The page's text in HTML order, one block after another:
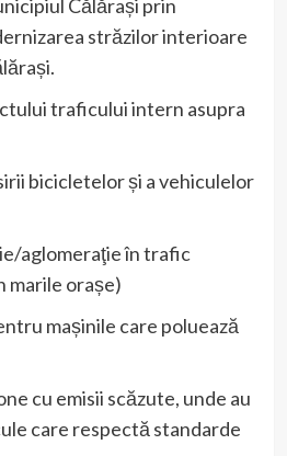
Călărași prin
străzilor interioare
traficului intern asupra
bicicletelor și a vehiculelor
aglomeraţie în trafic
marile orașe)
mașinile care poluează
cu emisii scăzute, unde au
care respectă standarde